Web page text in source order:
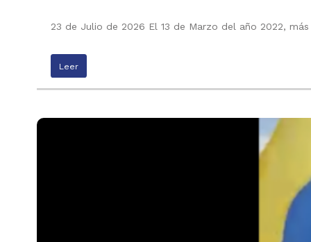
23 de Julio de 2026 El 13 de Marzo del año 2022,
Leer